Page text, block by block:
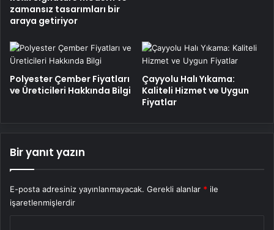
zamansız tasarımları bir
araya getiriyor
Polyester Çember Fiyatları
ve Üreticileri Hakkında Bilgi
Çayyolu Halı Yıkama:
Kaliteli Hizmet ve Uygun
Fiyatlar
Bir yanıt yazın
E-posta adresiniz yayınlanmayacak. Gerekli alanlar * ile
işaretlenmişlerdir